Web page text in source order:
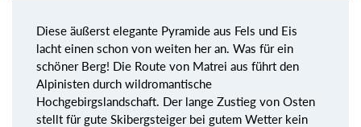
Diese äußerst elegante Pyramide aus Fels und Eis
lacht einen schon von weiten her an. Was für ein
schöner Berg! Die Route von Matrei aus führt den
Alpinisten durch wildromantische
Hochgebirgslandschaft. Der lange Zustieg von Osten
stellt für gute Skibergsteiger bei gutem Wetter kein